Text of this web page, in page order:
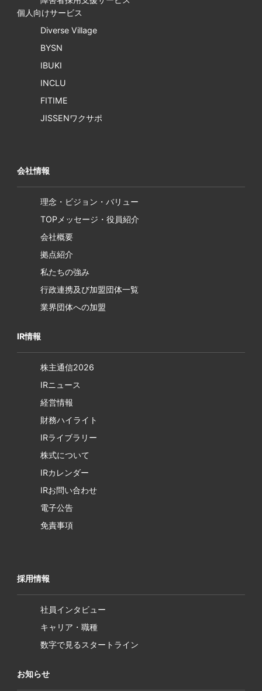
個人向けサービス
Diverse Village
BYSN
IBUKI
INCLU
FITIME
JISSENワクサポ
会社情報
理念・ビジョン・バリュー
TOPメッセージ・役員紹介
会社概要
拠点紹介
私たちの強み
行政連携及び加盟団体一覧
業界団体への加盟
IR情報
株主通信2026
IRニュース
経営情報
財務ハイライト
IRライブラリー
株式について
IRカレンダー
IRお問い合わせ
電子公告
免責事項
採用情報
社員インタビュー
キャリア・職種
数字で見るスタートライン
お知らせ